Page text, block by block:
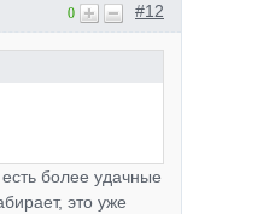
#12
0
более удачные
это уже